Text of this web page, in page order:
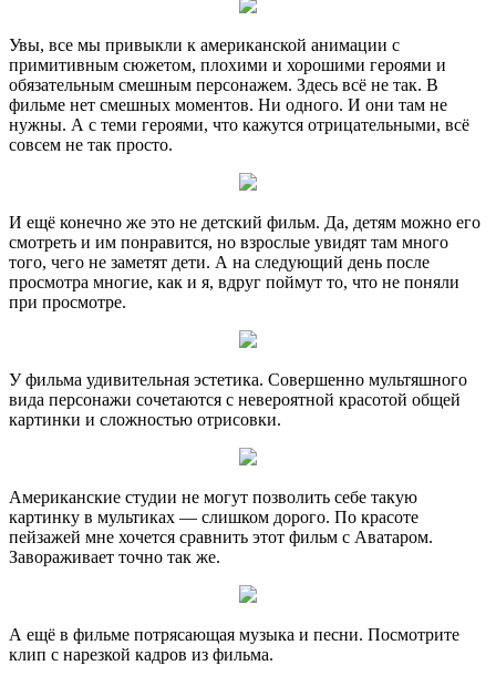
Увы, все мы привыкли к американской анимации с
примитивным сюжетом, плохими и хорошими героями и
обязательным смешным персонажем. Здесь всё не так. В
фильме нет смешных моментов. Ни одного. И они там не
нужны. А с теми героями, что кажутся отрицательными, всё
совсем не так просто.
И ещё конечно же это не детский фильм. Да, детям можно его
смотреть и им понравится, но взрослые увидят там много
того, чего не заметят дети. А на следующий день после
просмотра многие, как и я, вдруг поймут то, что не поняли
при просмотре.
У фильма удивительная эстетика. Совершенно мультяшного
вида персонажи сочетаются с невероятной красотой общей
картинки и сложностью отрисовки.
Американские студии не могут позволить себе такую
картинку в мультиках — слишком дорого. По красоте
пейзажей мне хочется сравнить этот фильм с Аватаром.
Завораживает точно так же.
А ещё в фильме потрясающая музыка и песни. Посмотрите
клип с нарезкой кадров из фильма.